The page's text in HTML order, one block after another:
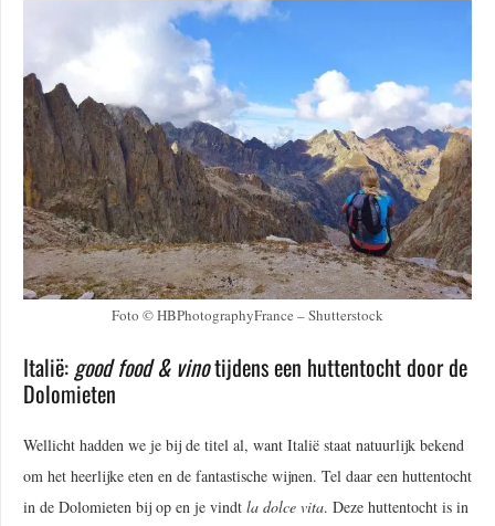
Foto © HBPhotographyFrance – Shutterstock
Italië: good food & vinotijdens een huttentocht door de
Dolomieten
Wellicht hadden we je bij de titel al, want Italië staat natuurlijk bekend
om het heerlijke eten en de fantastische wijnen. Tel daar een huttentocht
in de Dolomieten bij op en je vindt la dolce vita. Deze huttentocht is in